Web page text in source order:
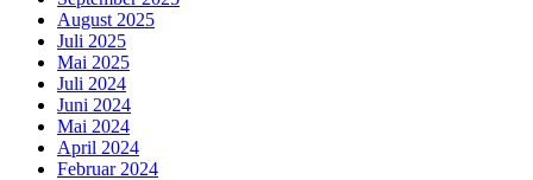
August 2025
Juli 2025
Mai 2025
Juli 2024
Juni 2024
Mai 2024
April 2024
Februar 2024